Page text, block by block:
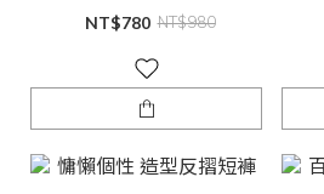
NT$780 NT$980